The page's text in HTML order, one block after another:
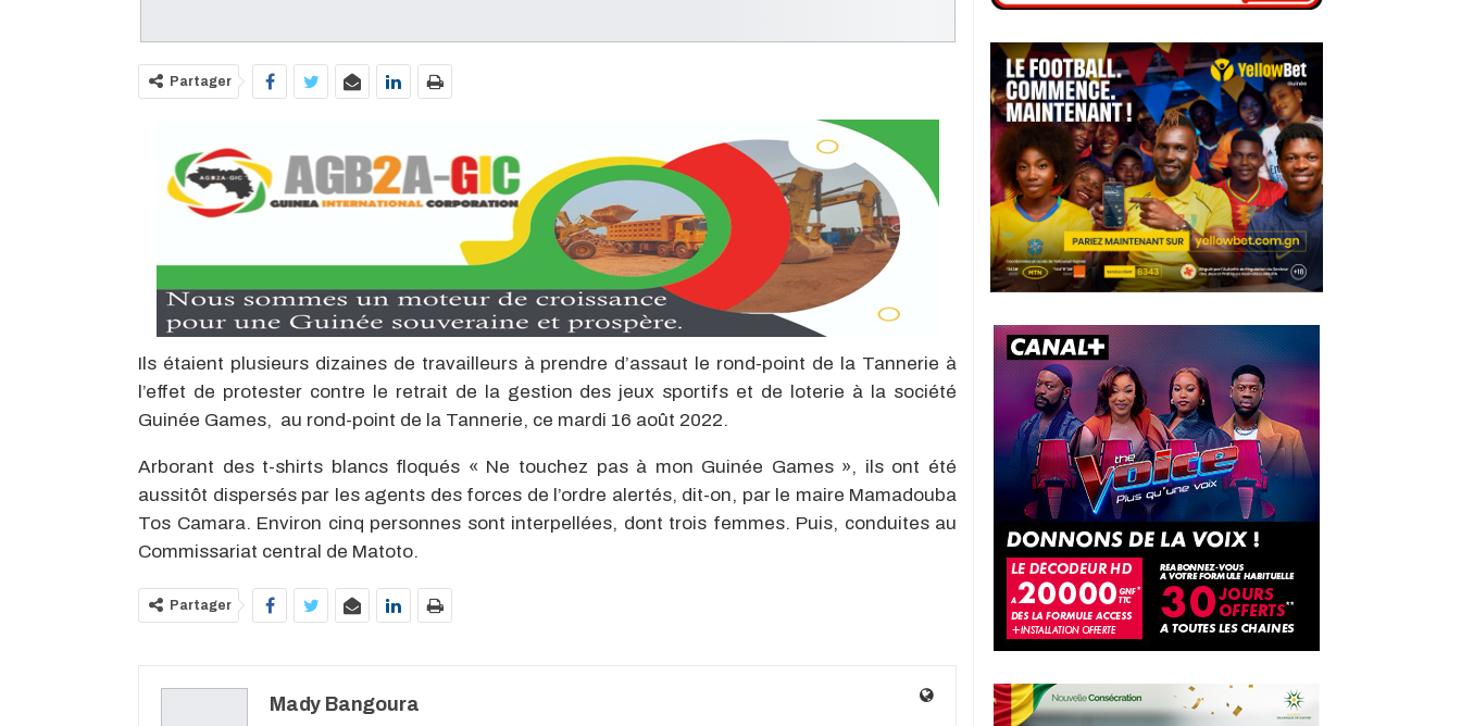
Partager
Ils étaient plusieurs dizaines de travailleurs à prendre d’assaut le rond-point de la Tannerie à
l’effet de protester contre le retrait de la gestion des jeux sportifs et de loterie à la société
Guinée Games, au rond-point de la Tannerie, ce mardi 16 août 2022.
Arborant des t-shirts blancs floqués « Ne touchez pas à mon Guinée Games », ils ont été
aussitôt dispersés par les agents des forces de l’ordre alertés, dit-on, par le maire Mamadouba
Tos Camara. Environ cinq personnes sont interpellées, dont trois femmes. Puis, conduites au
Commissariat central de Matoto.
Partager
Mady Bangoura